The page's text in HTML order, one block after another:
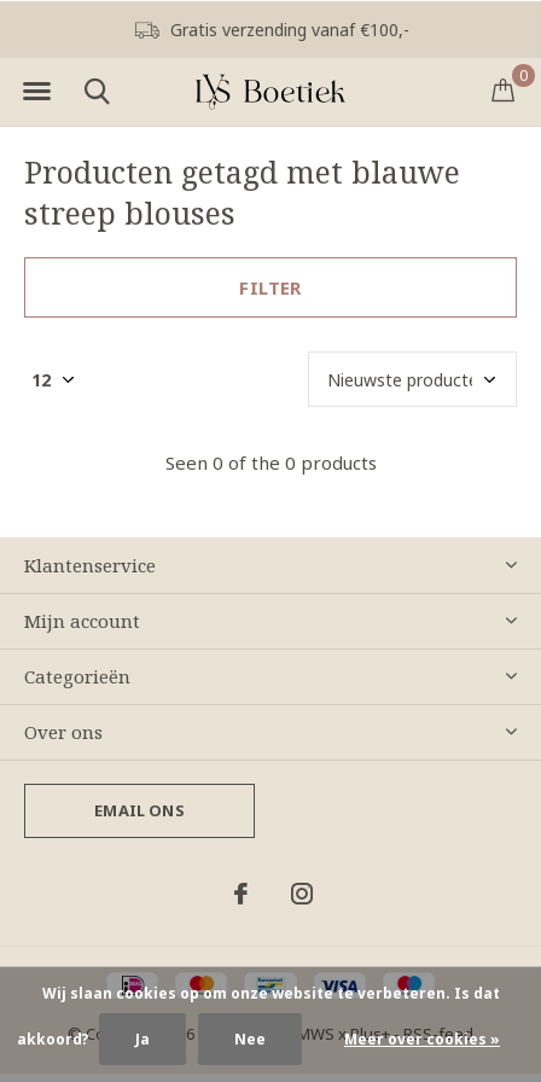
0
Gratis verzending vanaf €100,-
Producten getagd met blauwe
streep blouses
FILTER
Seen 0 of the 0 products
Klantenservice
Mijn account
Categorieën
Over ons
EMAIL ONS
© Copyright 2026 - Theme By DMWS xPlus+-RSS-feed
Wij slaan cookies op om onze website te verbeteren. Is dat
akkoord? Ja Nee Meer over cookies »